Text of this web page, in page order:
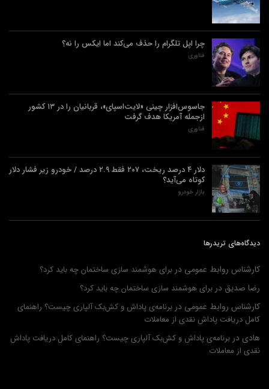
چرا اپل تلگرام را حذف می‌کند اما ایکس را نه؟
فناوری
جاسوس‌افزار چینی «لایت‌اسپای»، قربانیان را در ۱۳ کشور
ازجمله آمریکا هدف گرفت
فناوری
دلار ۴ درصد ریخت، ۲۰۷ فقط ۲.۹ درصد / خودرو زیر فشار دلار
کوتاه می‌آید؟
بازار خودرو
دیدگاه‌های تریدرها
کارشناس روابط عمومی در برای هوشمند سازی ساختمان چه باید کرد؟
رضا صدیق در برای هوشمند سازی ساختمان چه باید کرد؟
کارشناس روابط عمومی در برنامه‌ی پاداش و کش‌بک آلپاری چیست؟ راهنمای
کامل دریافت پاداش نقدی از معاملات
هادی در برنامه‌ی پاداش و کش‌بک آلپاری چیست؟ راهنمای کامل دریافت پاداش
نقدی از معاملات